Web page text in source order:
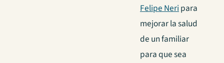
Felipe Neripara
mejorar la salud
de un familiar
para que sea